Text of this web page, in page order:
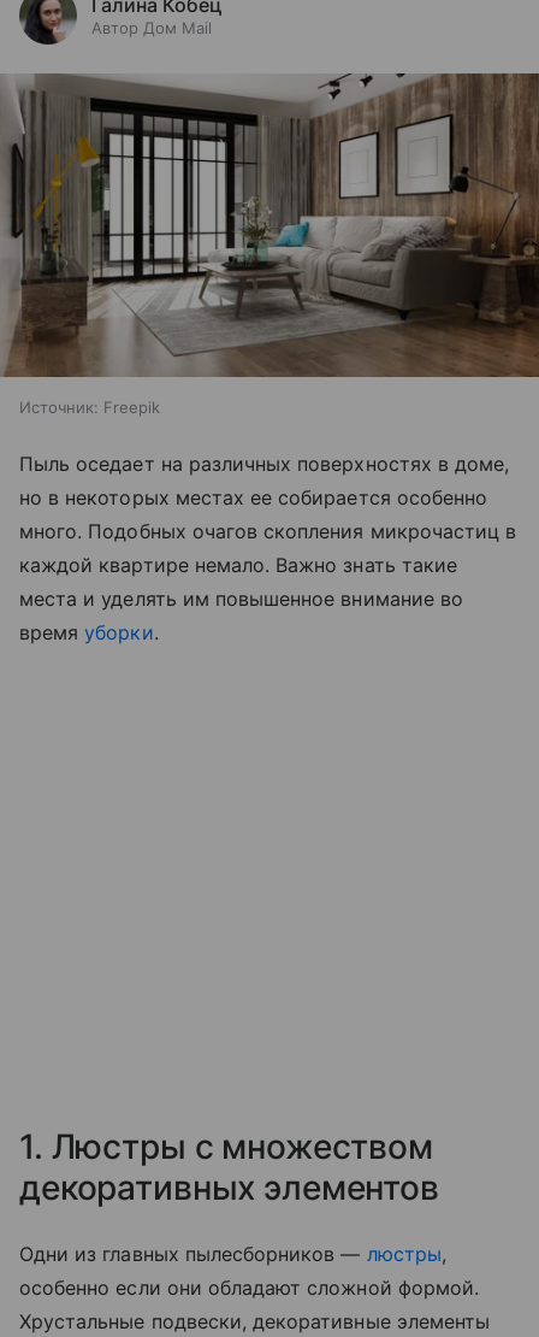
Автор Дом Mail
Источник: Freepik
Пыль оседает на различных поверхностях в доме,
но в некоторых местах ее собирается особенно
много. Подобных очагов скопления микрочастиц в
каждой квартире немало. Важно знать такие
места и уделять им повышенное внимание во
времяуборки.
1. Люстры с множеством
декоративных элементов
Одни из главных пылесборников — люстры,
особенно если они обладают сложной формой.
Хрустальные подвески, декоративные элементы